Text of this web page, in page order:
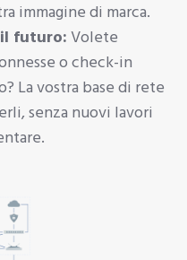
immagine di marca.
futuro: Volete
o check-in
La vostra base di rete
senza nuovi lavori